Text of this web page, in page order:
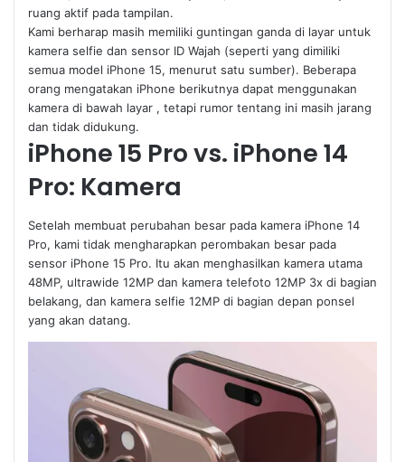
ruang aktif pada tampilan.
Kami berharap masih memiliki guntingan ganda di layar untuk
kamera selfie dan sensor ID Wajah (seperti yang dimiliki
semua model iPhone 15, menurut satu sumber). Beberapa
orang mengatakan iPhone berikutnya dapat menggunakan
kamera di bawah layar , tetapi rumor tentang ini masih jarang
dan tidak didukung.
iPhone 15 Pro vs. iPhone 14
Pro: Kamera
Setelah membuat perubahan besar pada kamera iPhone 14
Pro, kami tidak mengharapkan perombakan besar pada
sensor iPhone 15 Pro. Itu akan menghasilkan kamera utama
48MP, ultrawide 12MP dan kamera telefoto 12MP 3x di bagian
belakang, dan kamera selfie 12MP di bagian depan ponsel
yang akan datang.